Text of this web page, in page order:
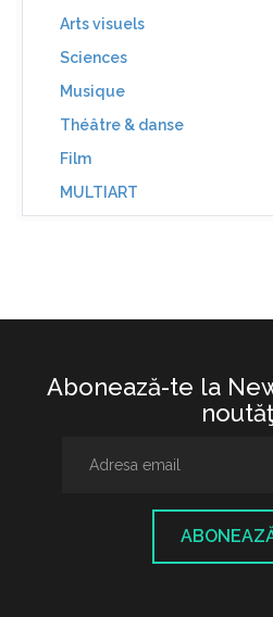
Arts visuels
Sciences
Musique
Théâtre & danse
Film
MULTIART
Abonează-te la